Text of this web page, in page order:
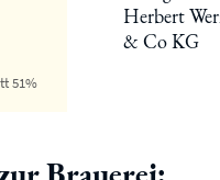
51%